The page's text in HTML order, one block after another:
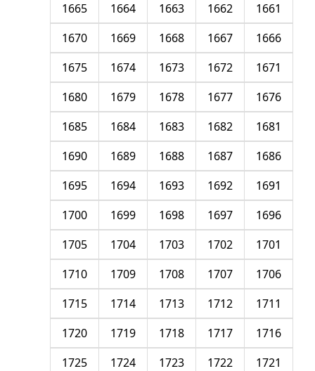
1661
1662
1663
1664
1665
1666
1667
1668
1669
1670
1671
1672
1673
1674
1675
1676
1677
1678
1679
1680
1681
1682
1683
1684
1685
1686
1687
1688
1689
1690
1691
1692
1693
1694
1695
1696
1697
1698
1699
1700
1701
1702
1703
1704
1705
1706
1707
1708
1709
1710
1711
1712
1713
1714
1715
1716
1717
1718
1719
1720
1721
1722
1723
1724
1725